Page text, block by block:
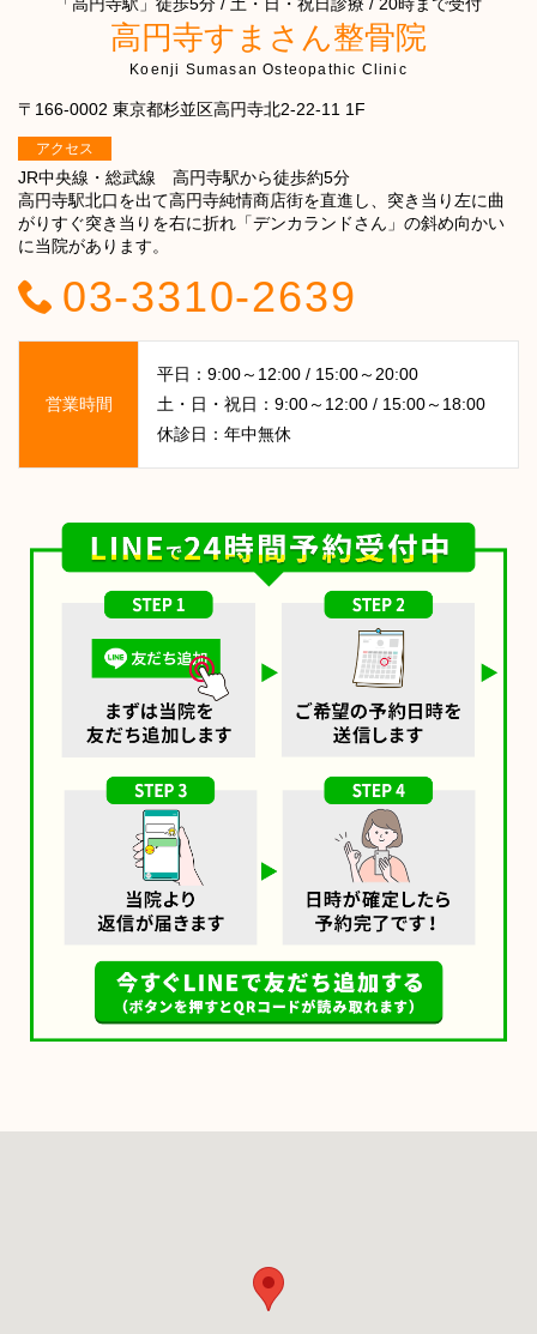
高円寺すまさん整骨院
Koenji Sumasan Osteopathic Clinic
〒166-0002 東京都杉並区高円寺北2-22-11 1F
アクセス
JR中央線・総武線 高円寺駅から徒歩約5分
高円寺駅北口を出て高円寺純情商店街を直進し、突き当り左に曲
がりすぐ突き当りを右に折れ「デンカランドさん」の斜め向かい
に当院があります。
03-3310-2639
営業時間
平日：9:00～12:00 / 15:00～20:00
土・日・祝日：9:00～12:00 / 15:00～18:00
休診日：年中無休